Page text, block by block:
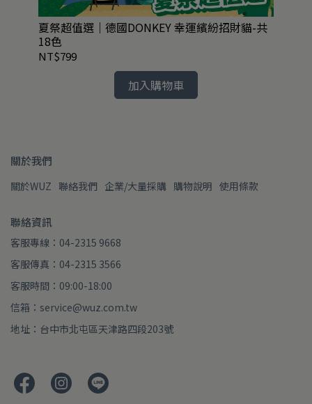
夏祭超值選｜德國DONKEY 幸運繽紛招財貓-共
18色
NT$799
加入購物車
關於我們
關於WUZ 聯絡我們 企業/大量採購 購物說明 使用條款
聯絡資訊
客服專線：04-2315 9668
客服傳真：04-2315 3566
客服時間：09:00-18:00
信箱：service@wuz.com.tw
地址：台中市北屯區天津路四段203號